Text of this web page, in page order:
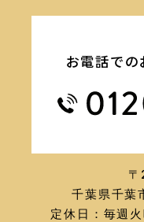
お電話で
千葉県千葉
定休日：毎週